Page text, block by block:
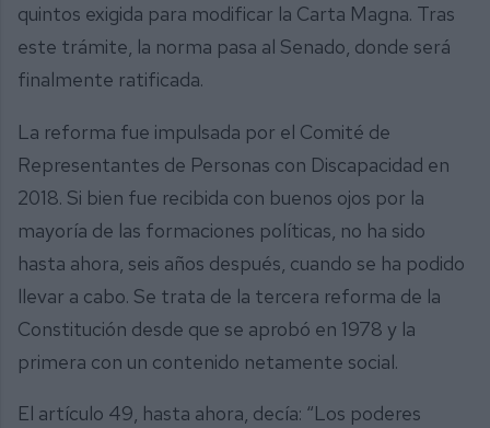
quintos exigida para modificar la Carta Magna. Tras
este trámite, la norma pasa al Senado, donde será
finalmente ratificada.
La reforma fue impulsada por el Comité de
Representantes de Personas con Discapacidad en
2018. Si bien fue recibida con buenos ojos por la
mayoría de las formaciones políticas, no ha sido
hasta ahora, seis años después, cuando se ha podido
llevar a cabo. Se trata de la tercera reforma de la
Constitución desde que se aprobó en 1978 y la
primera con un contenido netamente social.
El artículo 49, hasta ahora, decía: “Los poderes